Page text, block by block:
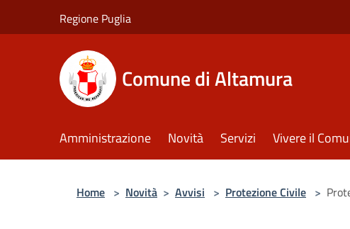
Regione Puglia
Comune di Altamura
Amministrazione Novità Servizi Vivere il
Home > Novità > Avvisi > Protezione Civile >